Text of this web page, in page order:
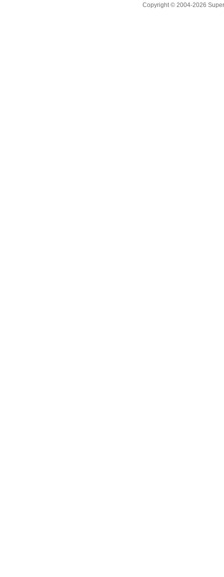
Copyright © 2004-2026